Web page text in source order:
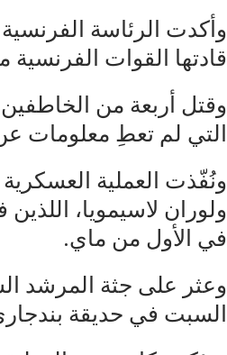
وأكدت الرئاسة
قادتها القوات
وقتل أربعة من
التي لم تعطِ معلومات
ونُفّذت العملية العسكرية
ولوران لاسيمويا،
في الأول من ماي.
وعثر على جثة المرشد
السبت في حديقة